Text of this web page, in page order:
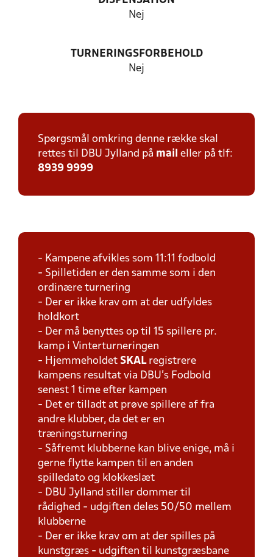
Nej
TURNERINGSFORBEHOLD
Nej
Spørgsmål omkring denne række skal
rettes til DBU Jylland på mail eller på tlf:
8939 9999
- Kampene afvikles som 11:11 fodbold
- Spilletiden er den samme som i den
ordinære turnering
- Der er ikke krav om at der udfyldes
holdkort
- Der må benyttes op til 15 spillere pr.
kamp i Vinterturneringen
- Hjemmeholdet SKAL registrere
kampens resultat via DBU's Fodbold
senest 1 time efter kampen
- Det er tilladt at prøve spillere af fra
andre klubber, da det er en
træningsturnering
- Såfremt klubberne kan blive enige, må i
gerne flytte kampen til en anden
spilledato og klokkeslæt
- DBU Jylland stiller dommer til
rådighed - udgiften deles 50/50 mellem
klubberne
- Der er ikke krav om at der spilles på
kunstgræs - udgiften til kunstgræsbane